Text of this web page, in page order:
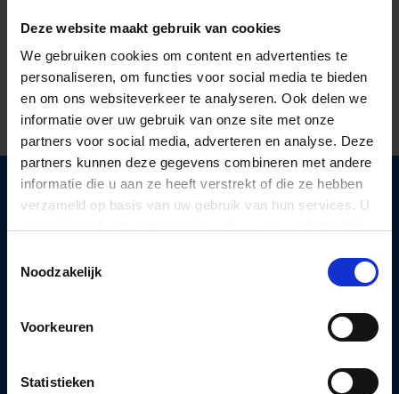
Deze website maakt gebruik van cookies
We gebruiken cookies om content en advertenties te
personaliseren, om functies voor social media te bieden
en om ons websiteverkeer te analyseren. Ook delen we
informatie over uw gebruik van onze site met onze
partners voor social media, adverteren en analyse. Deze
partners kunnen deze gegevens combineren met andere
informatie die u aan ze heeft verstrekt of die ze hebben
verzameld op basis van uw gebruik van hun services. U
Noodzakelijk
Voorkeuren
Statistieken
meer dan 800 webcams te allen tijde oproepbaar op
08.01.2021
Neem vandaag nog
contact
We kijken uit naar nieuwe taken en uitdagingen!